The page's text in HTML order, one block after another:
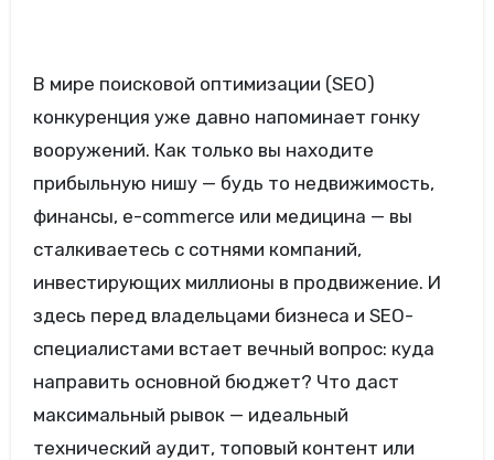
В мире поисковой оптимизации (SEO)
конкуренция уже давно напоминает гонку
вооружений. Как только вы находите
прибыльную нишу — будь то недвижимость,
финансы, e-commerce или медицина — вы
сталкиваетесь с сотнями компаний,
инвестирующих миллионы в продвижение. И
здесь перед владельцами бизнеса и SEO-
специалистами встает вечный вопрос: куда
направить основной бюджет? Что даст
максимальный рывок — идеальный
технический аудит, топовый контент или